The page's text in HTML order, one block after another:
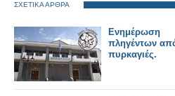
ΣΧΕΤΙΚΑ ΑΡΘΡΑ
Ενημέρωση
πληγέντων
πυρκαγιές.